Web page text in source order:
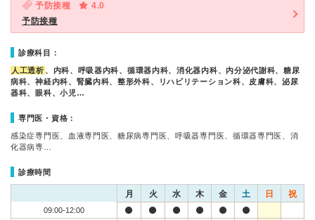
予防接種
4.0
予防接種
診療科目：
人工透析 、内科、呼吸器内科、循環器内科、消化器内科、内分泌代謝科、糖尿
病科、神経内科、腎臓内科、整形外科、リハビリテーション科、皮膚科、泌尿
器科、眼科、小児…
専門医・資格：
感染症専門医、血液専門医、糖尿病専門医、呼吸器専門医、循環器専門医、消
化器病専…
診療時間
月 火 水 木 金 土 日 祝
09:00-12:00